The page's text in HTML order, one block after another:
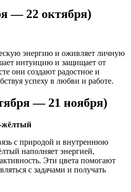
— 22 октября)
энергию и оживляет личную
интуицию и защищает от
они создают радостное и
успеху в любви и работе.
— 21 ноября)
жёлтый
с природой и внутреннюю
наполняет энергией,
Эти цвета помогают
с задачами и получать